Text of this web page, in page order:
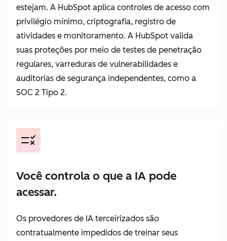
estejam. A HubSpot aplica controles de acesso com
privilégio mínimo, criptografia, registro de
atividades e monitoramento. A HubSpot valida
suas proteções por meio de testes de penetração
regulares, varreduras de vulnerabilidades e
auditorias de segurança independentes, como a
SOC 2 Tipo 2.
Você controla o que a IA pode
acessar.
Os provedores de IA terceirizados são
contratualmente impedidos de treinar seus